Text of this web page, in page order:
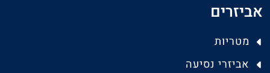
אביזרים
מטריות
אביזרי נסיעה